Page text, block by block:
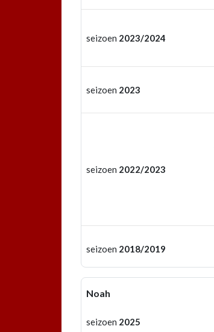
seizoen 2023/2024
seizoen 2023
seizoen 2022/2023
seizoen 2018/2019
Noah
seizoen 2025